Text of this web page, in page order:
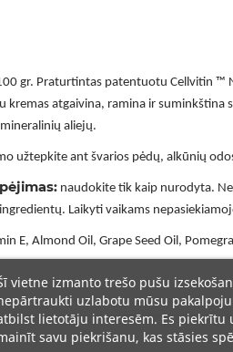
gr. Praturtintas patentuotu Cellvitin ™
atgaivina, ramina ir suminkština
aliejų.
užtepkite ant švarios pėdų, alkūnių
naudokite tik kaip nurodyta.
Laikyti vaikams
E, Almond Oil, Grape Seed Oil,
vietne izmanto trešo pušu
uzlabotu mūsu
lietotāju interesēm. Es piekrītu
savu piekrišanu, kas stāsies